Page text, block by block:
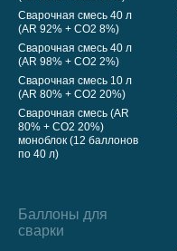
Сварочная смесь 40 л
(AR 92% + CO2 8%)
Сварочная смесь 40 л
(AR 98% + CO2 2%)
Сварочная смесь 10 л
(AR 80% + CO2 20%)
Сварочная смесь (AR
80% + CO2 20%)
моноблок (12 баллонов
по 40 л)
Баллоны для
сварки